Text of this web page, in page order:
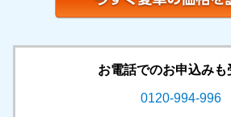
お電話でのお申込みも
0120-994-996